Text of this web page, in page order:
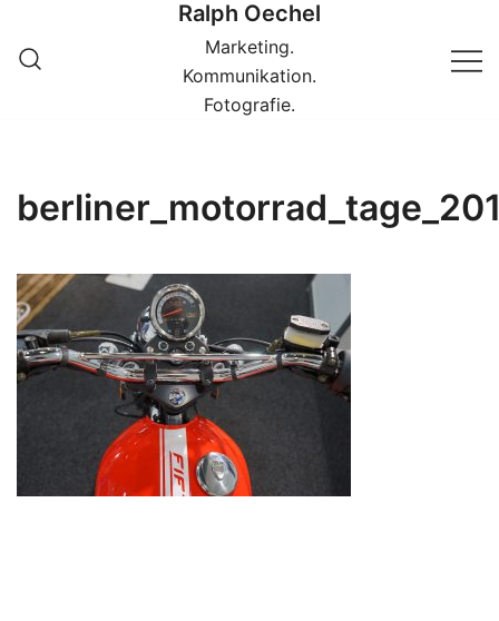
zum
Inhalt
Ralph Oechel
Marketing.
Kommunikation.
Fotografie.